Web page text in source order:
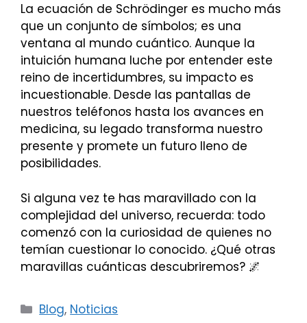
La ecuación de Schrödinger es mucho más
que un conjunto de símbolos; es una
ventana al mundo cuántico. Aunque la
intuición humana luche por entender este
reino de incertidumbres, su impacto es
incuestionable. Desde las pantallas de
nuestros teléfonos hasta los avances en
medicina, su legado transforma nuestro
presente y promete un futuro lleno de
posibilidades.
Si alguna vez te has maravillado con la
complejidad del universo, recuerda: todo
comenzó con la curiosidad de quienes no
temían cuestionar lo conocido. ¿Qué otras
maravillas cuánticas descubriremos? 🌌
Categorías
Blog, Noticias